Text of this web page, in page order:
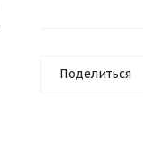
Поделиться